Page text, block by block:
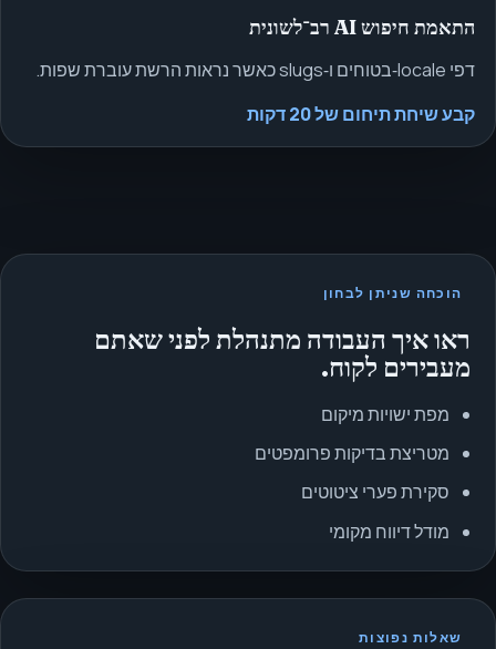
התאמת חיפוש AI רב־לשונית
דפי locale‑בטוחים ו‑slugs כאשר נראות הרשת עוברת שפות.
קבע שיחת תיחום של 20 דקות
הוכחה שניתן לבחון
ראו איך העבודה מתנהלת לפני שאתם
מעבירים לקוח.
מפת ישויות מיקום
מטריצת בדיקות פרומפטים
סקירת פערי ציטוטים
מודל דיווח מקומי
שאלות נפוצות